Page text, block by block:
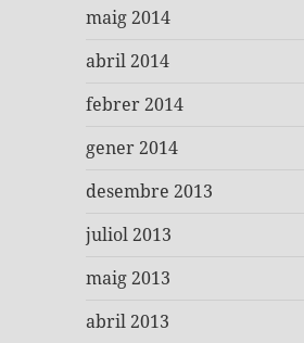
maig 2014
abril 2014
febrer 2014
gener 2014
desembre 2013
juliol 2013
maig 2013
abril 2013